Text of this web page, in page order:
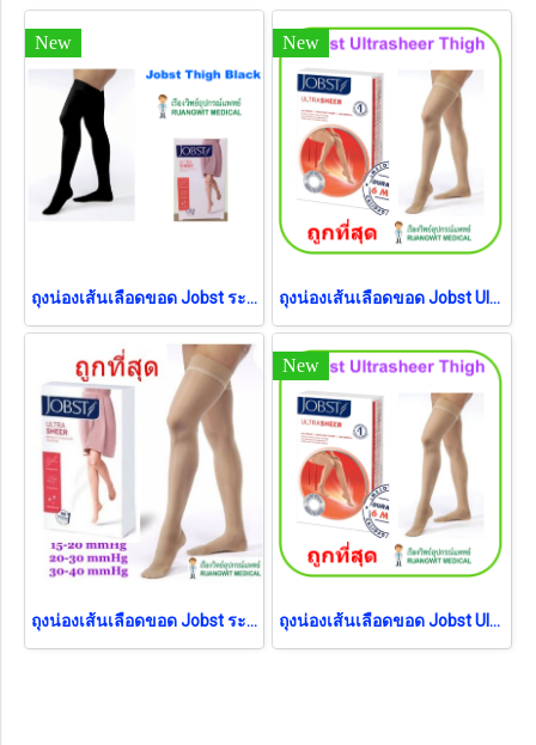
New
ถุงน่องเส้นเลือดขอด Jobst ระดับต้นขา แรงดัน 30-40 มม.ปรอท สีดำ
New
ถุงน่องเส้นเลือดขอด Jobst Ultrasheer Thigh ระดับต้นขา แรงบีบ 20-30 มม.ปรอท
ถุงน่องเส้นเลือดขอด Jobst ระดับต้นขา แรงบีบ 15-20 มม.ปรอท
New
ถุงน่องเส้นเลือดขอด Jobst Ultrasheer Thigh ระดับต้นขา แรงบีบ 30-40 มม.ปรอท